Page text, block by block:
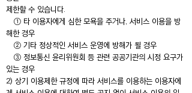
제한할 수 있습니다.
① 타 이용자에게 심한 모욕을 주거나, 서비스 이용을 방
해한 경우
② 기타 정상적인 서비스 운영에 방해가 될 경우
③ 정보통신 윤리위원회 등 관련 공공기관의 시정 요구가
있는 경우
2) 상기 이용제한 규정에 따라 서비스를 이용하는 이용자에